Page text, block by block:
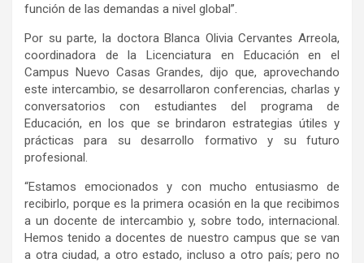
función de las demandas a nivel global”.
Por su parte, la doctora Blanca Olivia Cervantes Arreola,
coordinadora de la Licenciatura en Educación en el
Campus Nuevo Casas Grandes, dijo que, aprovechando
este intercambio, se desarrollaron conferencias, charlas y
conversatorios con estudiantes del programa de
Educación, en los que se brindaron estrategias útiles y
prácticas para su desarrollo formativo y su futuro
profesional.
“Estamos emocionados y con mucho entusiasmo de
recibirlo, porque es la primera ocasión en la que recibimos
a un docente de intercambio y, sobre todo, internacional.
Hemos tenido a docentes de nuestro campus que se van
a otra ciudad, a otro estado, incluso a otro país; pero no